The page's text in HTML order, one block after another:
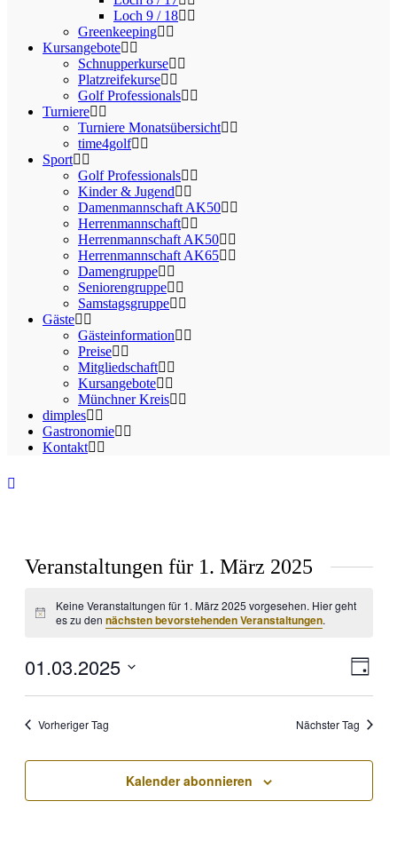
Loch 9 / 18
Greenkeeping
Kursangebote
Schnupperkurse
Platzreifekurse
Golf Professionals
Turniere
Turniere Monatsübersicht
time4golf
Sport
Golf Professionals
Kinder & Jugend
Damenmannschaft AK50
Herrenmannschaft
Herrenmannschaft AK50
Herrenmannschaft AK65
Damengruppe
Seniorengruppe
Samstagsgruppe
Gäste
Gästeinformation
Preise
Mitgliedschaft
Kursangebote
Münchner Kreis
dimples
Gastronomie
Kontakt
Veranstaltungen für 1. März 2025
Hinweis
Keine Veranstaltungen für 1. März 2025 vorgesehen. Hier geht
es zu dennächsten bevorstehenden Veranstaltungen.
Tag
01.03.2025
Vorheriger Tag
Nächster Tag
Kalender abonnieren